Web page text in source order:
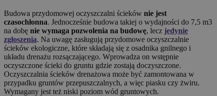
Budowa przydomowej oczyszczalni ścieków nie jest
czasochłonna. Jednocześnie budowa takiej o wydajności do 7,5 m3
na dobę nie wymaga pozwolenia na budowę, lecz jedynie
zgłoszenia. Na uwagę zasługują przydomowe oczyszczalnie
ścieków ekologiczne, które składają się z osadnika gnilnego i
układu drenażu rozsączającego. Wprowadza on wstępnie
oczyszczone ścieki do gruntu gdzie zostają doczyszczone.
Oczyszczalnia ścieków drenażowa może być zamontowana w
przypadku gruntów przepuszczalnych, a więc piasku czy żwiru.
Wymagany jest też niski poziom wód gruntowych.